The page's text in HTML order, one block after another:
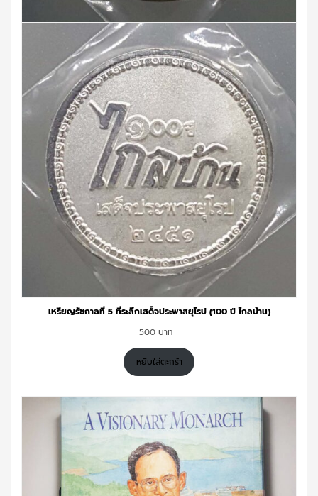
เหรียญรัชกาลที่ 5 ที่ระลึกเสด็จประพาสยุโรป (100 ปี ไกลบ้าน)
500
หยิบใส่ตะกร้า